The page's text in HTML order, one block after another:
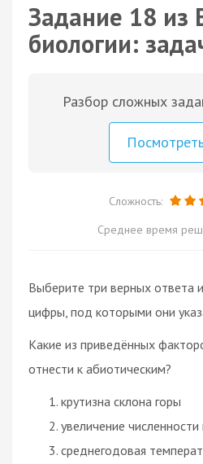
Задание 18 из
биологии:
Разбор сложных
Сложность:
Среднее время
Выберите три верных ответа
цифры, под которыми они
Какие из приведённых
отнести к абиотическим?
крутизна склона горы
увеличение
среднегодовая